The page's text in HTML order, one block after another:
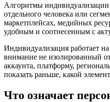
Алгоритмы индивидуализации
отдельного человека или
маркетплейсах, медийных
удобным и соотнесенным с
Индивидуализация работает
внимание не изолированный
аккаунта, платформу,
показать раньше, какой
Что означает